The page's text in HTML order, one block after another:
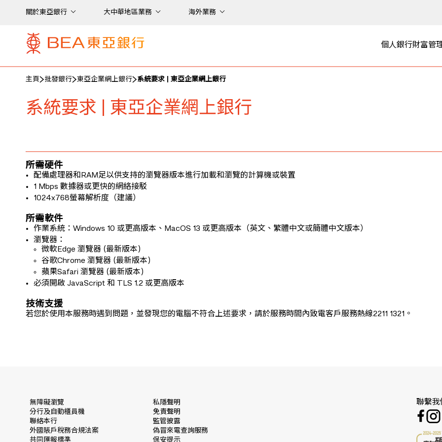
關於東亞銀行 大中華地區業務 海外業務
個人銀行財富管
主頁 批發銀行 東亞企業網上銀行 系統要求 | 東亞企業網上銀行
系統要求 | 東亞企業網上銀行
所需硬件
配備處理器和RAM足以供支持的瀏覽器版本進行加載和瀏覽的計算機或裝置
1 Mbps 數據器或更快的網絡接駁
1024x768螢幕解析度（建議）
所需軟件
作業系統：Windows 10 或更高版本、MacOS 13 或更高版本（英文、繁體中文或簡體中文版本）
瀏覽器：
微軟Edge 瀏覽器 (最新版本)
谷歌Chrome 瀏覽器 (最新版本)
蘋果Safari 瀏覽器 (最新版本)
必須開啟 JavaScript 和 TLS 1.2 或更高版本
技術支援
若您於使用本服務時遇到問題，並發現您的電腦不符合上述要求，請於服務時間內致電客戶服務熱線2211 1321。
無障礙瀏覽
分行及自動櫃員機
聯絡本行
外國賬戶稅務合規法案
共同匯報標準
私隱聲明
免責聲明
監管披露
偽冒來電查詢服務
保安提示
聯繫我